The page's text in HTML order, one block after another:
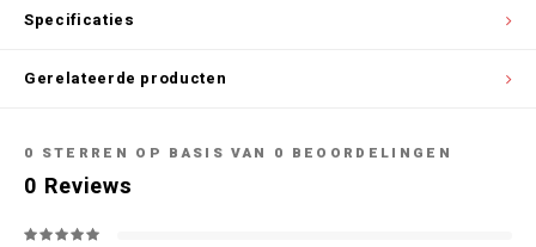
Specificaties
Gerelateerde producten
0 STERREN OP BASIS VAN 0 BEOORDELINGEN
0 Reviews